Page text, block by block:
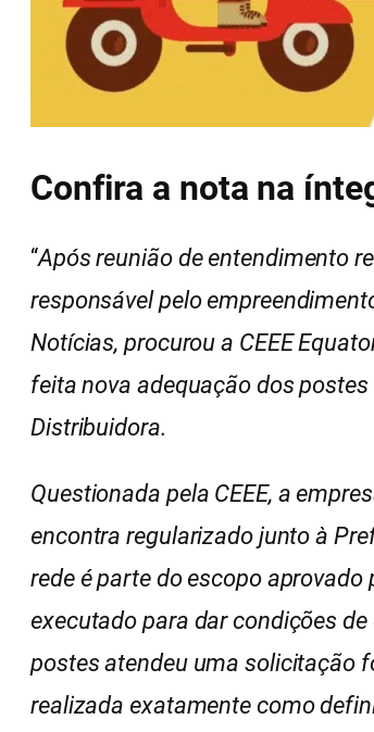
Confira a nota na
“Após reunião de entendimento
responsável pelo
Notícias, procurou a CEEE
feita nova adequação dos
Distribuidora.
Questionada pela CEEE, a
encontra regularizado junto à
rede é parte do escopo
executado para dar condições
postes atendeu uma solicitação
realizada exatamente como